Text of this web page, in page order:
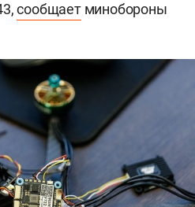
сообщаетминобороны